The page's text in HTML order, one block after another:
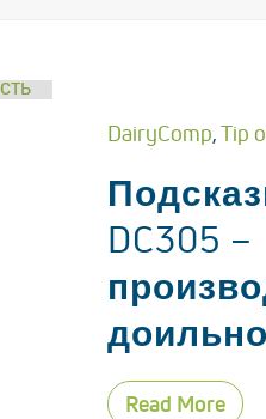
DairyComp,Tip
DC305 –
Read More